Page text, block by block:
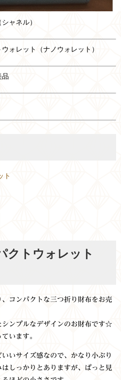
ネル）
ト（ナノウォレット）
ト
クトウォレット
コンパクトな三つ折り財布をお売
シンプルなデザインのお財布です☆
います。
いサイズ感なので、かなり小ぶり
しっかりとありますが、ぱっと見